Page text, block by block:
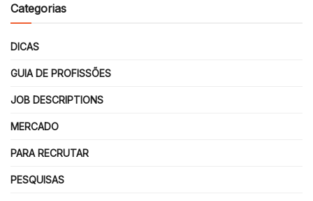
Categorias
DICAS
GUIA DE PROFISSÕES
JOB DESCRIPTIONS
MERCADO
PARA RECRUTAR
PESQUISAS